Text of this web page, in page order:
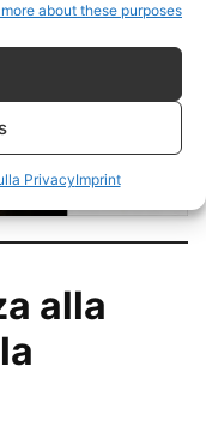
about these purposes
PrivacyImprint
alla